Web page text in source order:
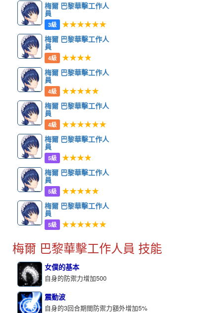
梅爾 巴黎華擊工作人
員
3級 ★★★★★★
梅爾 巴黎華擊工作人
員
4級 ★★★★
梅爾 巴黎華擊工作人
員
4級 ★★★★★
梅爾 巴黎華擊工作人
員
4級 ★★★★★★
梅爾 巴黎華擊工作人
員
5級 ★★★★
梅爾 巴黎華擊工作人
員
5級 ★★★★★
梅爾 巴黎華擊工作人
員
5級 ★★★★★★
梅爾 巴黎華擊工作人員 技能
女僕的基本
自身的防禦力增加500
震動波
自身的3回合期間防禦力額外增加5%